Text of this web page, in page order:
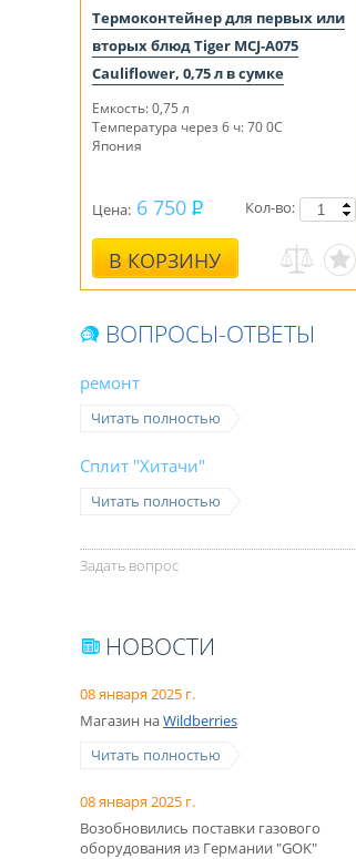
Термоконтейнер для первых или
вторых блюд Tiger MCJ-A075
Cauliflower, 0,75 л в сумке
Емкость: 0,75 л
Температура через 6 ч: 70 0С
Япония
Цена: 6 750
В КОРЗИНУ
Кол-во:
ВОПРОСЫ-ОТВЕТЫ
ремонт
Читать полностью
Сплит "Хитачи"
Читать полностью
Задать вопрос
НОВОСТИ
08 января 2025 г.
Магазин наWildberries
Читать полностью
08 января 2025 г.
Возобновились поставки газового
оборудования из Германии "GOK"